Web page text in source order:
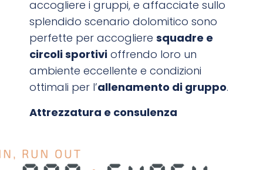
accogliere i gruppi, e affacciate sullo
splendido scenario dolomitico sono
perfette per accogliere squadre e
circoli sportivi offrendo loro un
ambiente eccellente e condizioni
ottimali per l’allenamento di gruppo.
Attrezzatura e consulenza